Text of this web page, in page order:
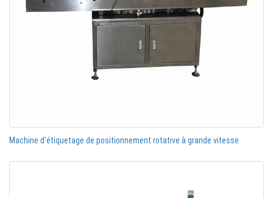
Machine d'étiquetage de positionnement rotative à grande vitesse